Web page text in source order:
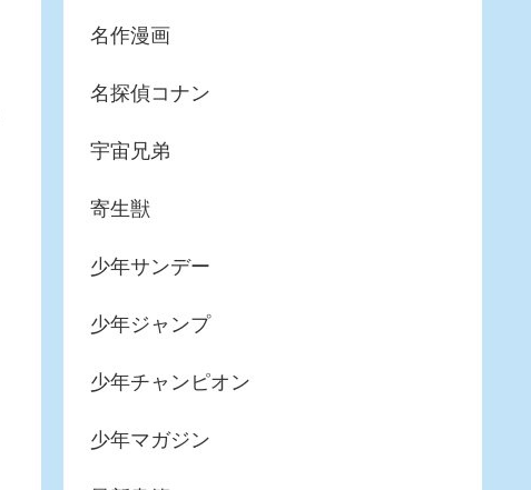
名作漫画
名探偵コナン
宇宙兄弟
寄生獣
少年サンデー
少年ジャンプ
少年チャンピオン
少年マガジン